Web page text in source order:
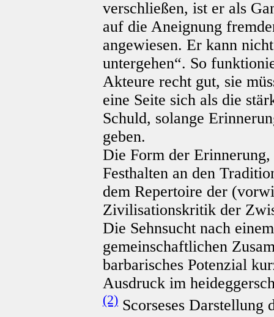
verschließen, ist er als
auf die Aneignung
angewiesen. Er kann
untergehen“. So
Akteure recht gut, sie
eine Seite sich als die
Schuld, solange
geben.
Die Form der
Festhalten an den
dem Repertoire der
Zivilisationskritik der
Die Sehnsucht nach
gemeinschaftlichen
barbarisches Potenzial
Ausdruck im
(2) Scorseses Darstellung